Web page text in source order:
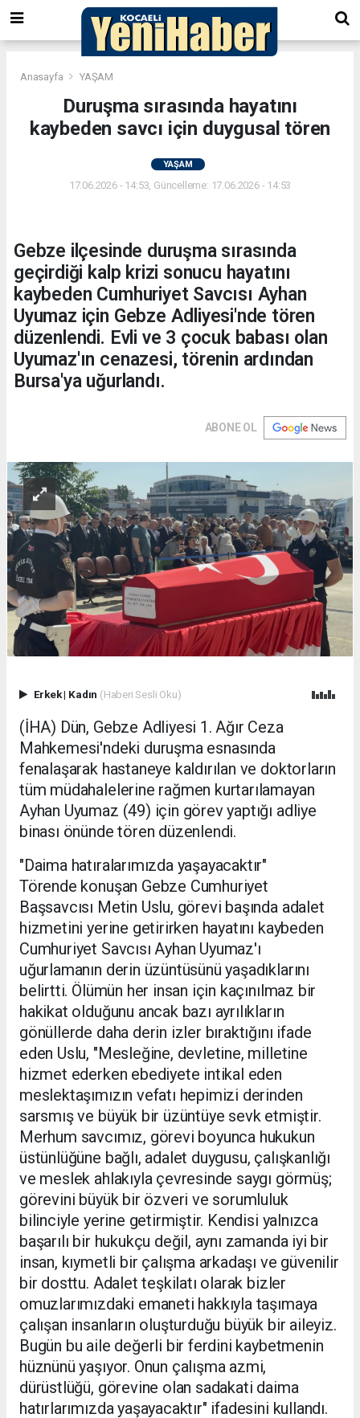
Anasayfa YAŞAM
Duruşma sırasında hayatını
kaybeden savcı için duygusal tören
YAŞAM
17.06.2026 - 14:53, Güncelleme: 17.06.2026 - 14:53
Gebze ilçesinde duruşma sırasında
geçirdiği kalp krizi sonucu hayatını
kaybeden Cumhuriyet Savcısı Ayhan
Uyumaz için Gebze Adliyesi'nde tören
düzenlendi. Evli ve 3 çocuk babası olan
Uyumaz'ın cenazesi, törenin ardından
Bursa'ya uğurlandı.
ABONE OL
Erkek| Kadın (Haberi Sesli Oku)
(İHA) Dün, Gebze Adliyesi 1. Ağır Ceza
Mahkemesi'ndeki duruşma esnasında
fenalaşarak hastaneye kaldırılan ve doktorların
tüm müdahalelerine rağmen kurtarılamayan
Ayhan Uyumaz (49) için görev yaptığı adliye
binası önünde tören düzenlendi.
"Daima hatıralarımızda yaşayacaktır"
Törende konuşan Gebze Cumhuriyet
Başsavcısı Metin Uslu, görevi başında adalet
hizmetini yerine getirirken hayatını kaybeden
Cumhuriyet Savcısı Ayhan Uyumaz'ı
uğurlamanın derin üzüntüsünü yaşadıklarını
belirtti. Ölümün her insan için kaçınılmaz bir
hakikat olduğunu ancak bazı ayrılıkların
gönüllerde daha derin izler bıraktığını ifade
eden Uslu, "Mesleğine, devletine, milletine
hizmet ederken ebediyete intikal eden
meslektaşımızın vefatı hepimizi derinden
sarsmış ve büyük bir üzüntüye sevk etmiştir.
Merhum savcımız, görevi boyunca hukukun
üstünlüğüne bağlı, adalet duygusu, çalışkanlığı
ve meslek ahlakıyla çevresinde saygı görmüş;
görevini büyük bir özveri ve sorumluluk
bilinciyle yerine getirmiştir. Kendisi yalnızca
başarılı bir hukukçu değil, aynı zamanda iyi bir
insan, kıymetli bir çalışma arkadaşı ve güvenilir
bir dosttu. Adalet teşkilatı olarak bizler
omuzlarımızdaki emaneti hakkıyla taşımaya
çalışan insanların oluşturduğu büyük bir aileyiz.
Bugün bu aile değerli bir ferdini kaybetmenin
hüznünü yaşıyor. Onun çalışma azmi,
dürüstlüğü, görevine olan sadakati daima
hatırlarımızda yaşayacaktır" ifadesini kullandı.